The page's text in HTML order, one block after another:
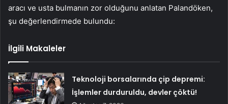
aracı ve usta bulmanın zor olduğunu anlatan Palandöken,
şu değerlendirmede bulundu:
İlgili Makaleler
Teknoloji borsalarında çip depremi:
İşlemler durduruldu, devler çöktü!